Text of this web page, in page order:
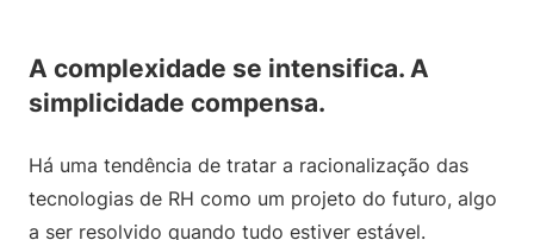
A complexidade se intensifica. A
simplicidade compensa.
Há uma tendência de tratar a racionalização das
tecnologias de RH como um projeto do futuro, algo
a ser resolvido quando tudo estiver estável.